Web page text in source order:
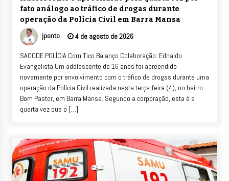
fato análogo ao tráfico de drogas durante
operação da Polícia Civil em Barra Mansa
jponto 4 de agosto de 2026
SACODE POLÍCIA Com Tico Balanço Colaboração: Ednaldo
Evangelista Um adolescente de 16 anos foi apreendido
novamente por envolvimento com o tráfico de drogas durante uma
operação da Polícia Civil realizada nesta terça-feira (4), no bairro
Bom Pastor, em Barra Mansa. Segundo a corporação, esta é a
quarta vez que o […]